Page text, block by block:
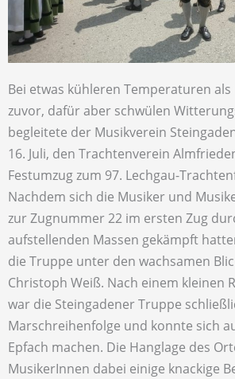
Bei etwas kühleren Temperaturen als
zuvor, dafür aber schwülen
begleitete der Musikverein
16. Juli, den Trachtenverein
Festumzug zum 97. Lechgau-
Nachdem sich die Musiker und
zur Zugnummer 22 im ersten Zug
aufstellenden Massen gekämpft
die Truppe unter den wachsamen
Christoph Weiß. Nach einem kleinen
war die Steingadener Truppe
Marschreihenfolge und konnte sich
Epfach machen. Die Hanglage des
MusikerInnen dabei einige knackige